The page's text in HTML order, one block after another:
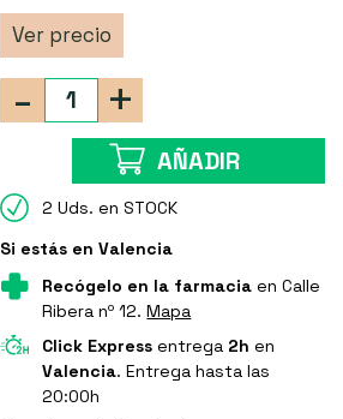
Ver precio
+
-
AÑADIR
2 Uds. en STOCK
Si estás en Valencia
Recógelo en la farmacia en Calle
Ribera nº 12.Mapa
Click Express entrega 2h en
Valencia. Entrega hasta las
20:00h